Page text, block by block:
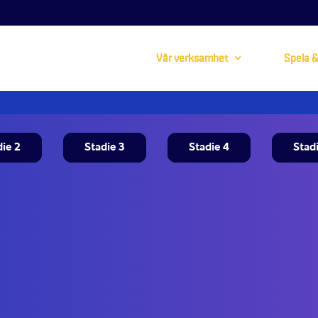
Vår verksamhet Spela
2 Stadie 3 Stadie 4